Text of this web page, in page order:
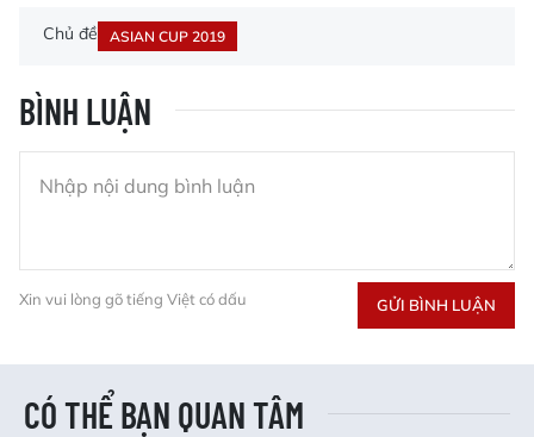
Chủ đề ASIAN CUP 2019
BÌNH LUẬN
Xin vui lòng gõ tiếng Việt có dấu GỬI BÌNH LUẬN
CÓ THỂ BẠN QUAN TÂM